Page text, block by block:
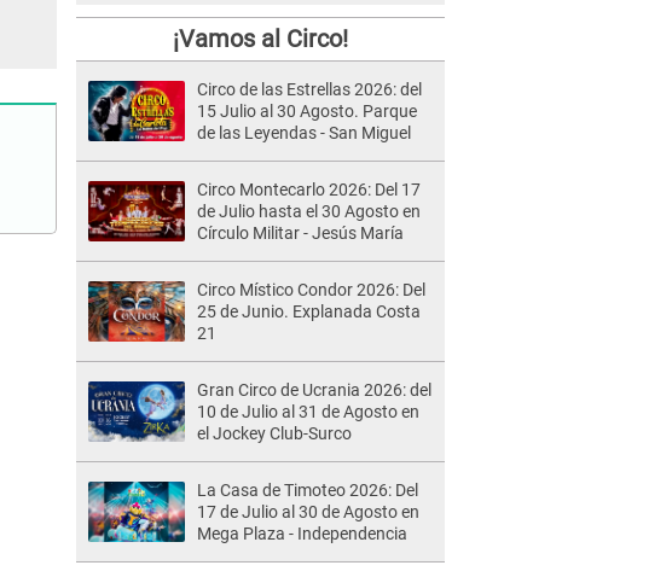
¡Vamos al Circo!
Circo de las Estrellas 2026: del
15 Julio al 30 Agosto. Parque
de las Leyendas - San Miguel
Circo Montecarlo 2026: Del 17
de Julio hasta el 30 Agosto en
Círculo Militar - Jesús María
Circo Místico Condor 2026: Del
25 de Junio. Explanada Costa
21
Gran Circo de Ucrania 2026: del
10 de Julio al 31 de Agosto en
el Jockey Club-Surco
La Casa de Timoteo 2026: Del
17 de Julio al 30 de Agosto en
Mega Plaza - Independencia